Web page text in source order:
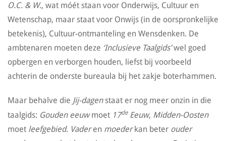
O.C. & W., wat móét staan voor Onderwijs, Cultuur en
Wetenschap, maar staat voor Onwijs (in de oorspronkelijke
betekenis), Cultuur-ontmanteling en Wensdenken. De
ambtenaren moeten deze ‘Inclusieve Taalgids’wel goed
opbergen en verborgen houden, liefst bij voorbeeld
achterin de onderste bureaula bij het zakje boterhammen.
Maar behalve die Jij-dagenstaat er nog meer onzin in die
taalgids: Gouden eeuwmoet 17deEeuw, Midden-Oosten
moet leefgebied. Vaderen moeder kan beter ouder